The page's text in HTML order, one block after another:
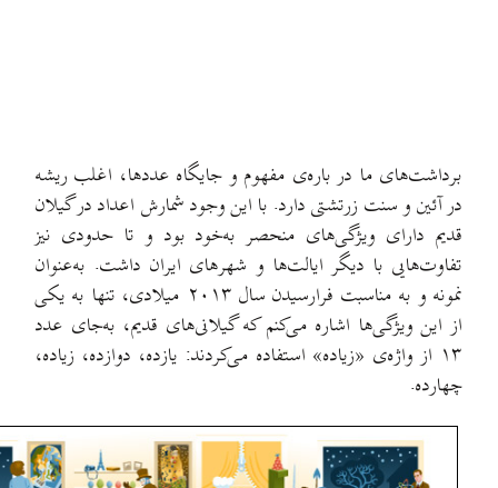
در باره‌ی مفهوم و جایگاه عددها، اغلب ریشه
دارد. با این وجود شمارش اعداد در گیلان‌
منحصر به‌خود بود و تا حدودی نیز
دیگر ایالت‌ها و شهرهای ایران داشت. به‌عنوان
نمونه و به مناسبت فرارسیدن سال ٢٠١٣ میلادی، تنها به یکی
اشاره می‌کنم که گیلانی‌های قدیم، به‌جای عدد
«زیاده» استفاده می‌کردند: یازده، دوازده، زیاده،